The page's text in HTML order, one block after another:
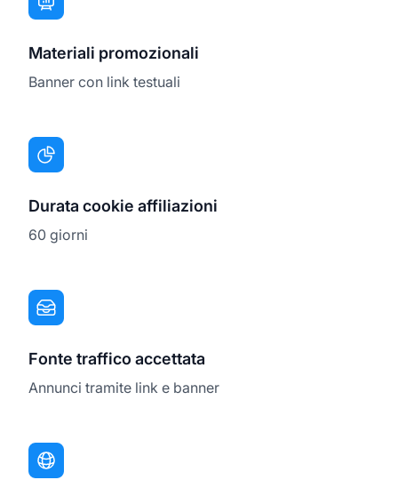
Materiali promozionali
Banner con link testuali
Durata cookie affiliazioni
60 giorni
Fonte traffico accettata
Annunci tramite link e banner